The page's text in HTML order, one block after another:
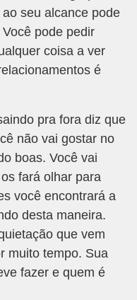
seu alcance pode
pode pedir
coisa a ver
é
pra fora diz que
não vai gostar no
boas. Você vai
fará olhar para
você encontrará a
desta maneira.
que vem
muito tempo. Sua
fazer e quem é